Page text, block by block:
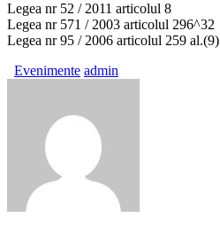
Legea nr 52 / 2011 articolul 8
Legea nr 571 / 2003 articolul 296^32
Legea nr 95 / 2006 articolul 259 al.(9)
Evenimente admin